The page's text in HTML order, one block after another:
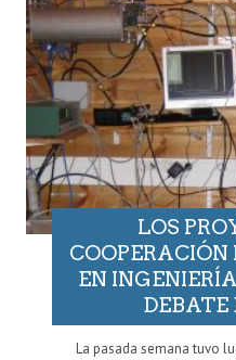
LOS
EN
DEBATE
La pasada semana tuvo